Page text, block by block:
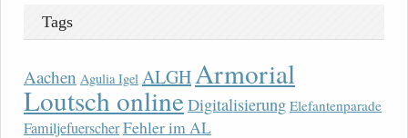
Tags
Aachen Agulia Igel ALGHArmorial
Loutsch onlineDigitalisierung Elefantenparade
FamiljefuerscherFehler im AL